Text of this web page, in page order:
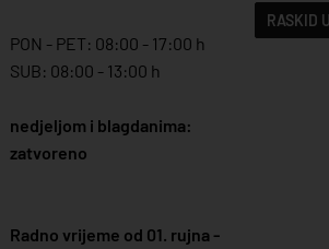
PON - PET: 08:00 - 17:00 h
SUB: 08:00 - 13:00 h
nedjeljom i blagdanima:
zatvoreno
Radno vrijeme od 01. rujna -
RASKID